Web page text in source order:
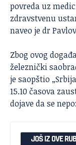
povreda uz
zdravstvenu
naveo je dr
Zbog ovog
železnički
je saopštio
15.10 časova
dojave da se
JOŠ IZ OVE